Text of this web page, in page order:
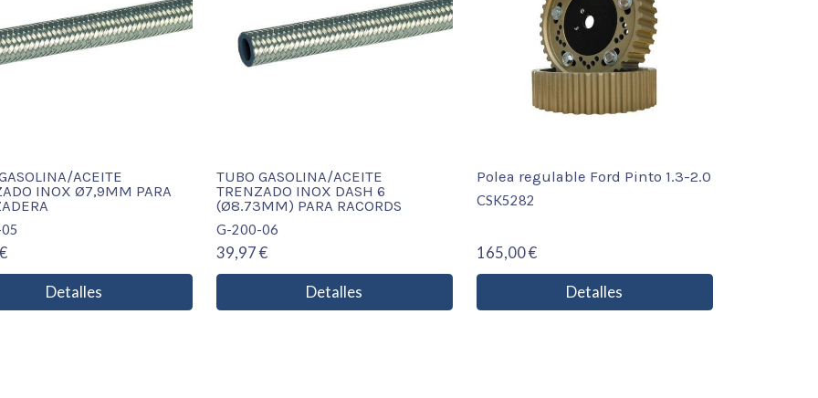
ACEITE
INOX Ø7,9MM PARA
Detalles
TUBO GASOLINA/ACEITE
TRENZADO INOX DASH 6
(Ø8.73MM) PARA RACORDS
G-200-06
39,97 €
Detalles
Polea regulable Ford Pinto 1.3-2.0
CSK5282
165,00 €
Detalles